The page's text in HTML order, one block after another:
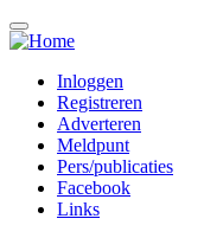
Overslaan
en
inhoud
gaan
Topmenu
Inloggen
Registreren
Adverteren
Meldpunt
Pers/publicaties
Facebook
Links